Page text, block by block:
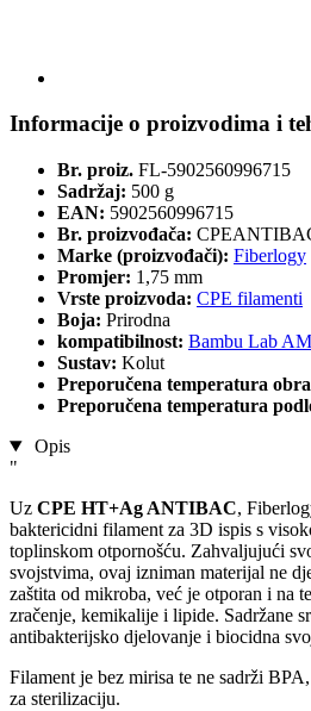
Informacije o proizvodima i
Br. proiz. FL-5902560996715
Sadržaj: 500 g
EAN: 5902560996715
Br. proizvođača:
Marke (proizvođači): Fiberlogy
Promjer: 1,75 mm
Vrste proizvoda: CPE filamenti
Boja: Prirodna
kompatibilnost: Bambu Lab
Sustav: Kolut
Preporučena temperatura
Preporučena temperatura
Opis
"
Uz CPE HT+Ag ANTIBAC,
baktericidni filament za 3D ispis s
toplinskom otpornošću. Zahvaljujući
svojstvima, ovaj izniman materijal ne
zaštita od mikroba, već je otporan i na
zračenje, kemikalije i lipide. Sadržane
antibakterijsko djelovanje i biocidna
Filament je bez mirisa te ne sadrži
za sterilizaciju.